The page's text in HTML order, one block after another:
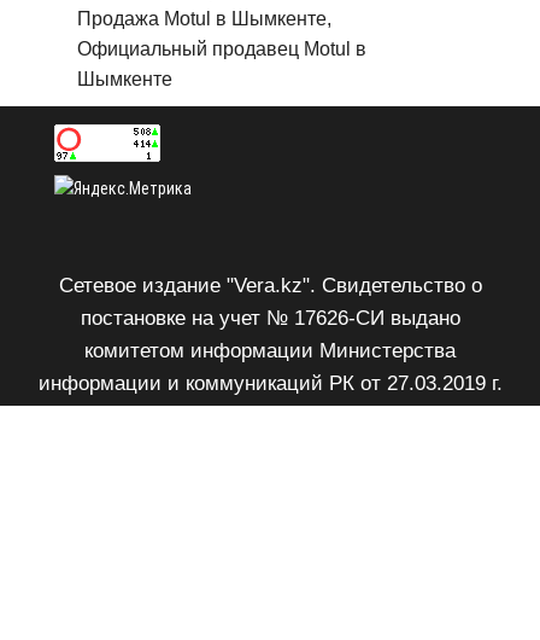
Продажа Motul в Шымкенте,
Официальный продавец Motul в
Шымкенте
Сетевое издание "Vera.kz". Свидетельство о
постановке на учет № 17626-СИ выдано
комитетом информации Министерства
информации и коммуникаций РК от 27.03.2019 г.